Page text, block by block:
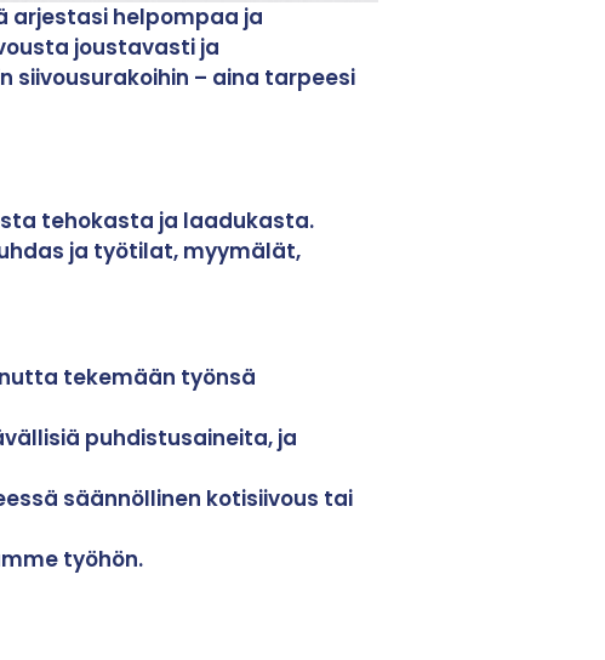
arjestasi helpompaa ja
joustavasti ja
siivousurakoihin – aina tarpeesi
tehokasta ja laadukasta.
ja työtilat, myymälät,
tekemään työnsä
puhdistusaineita, ja
säännöllinen kotisiivous tai
työhön.